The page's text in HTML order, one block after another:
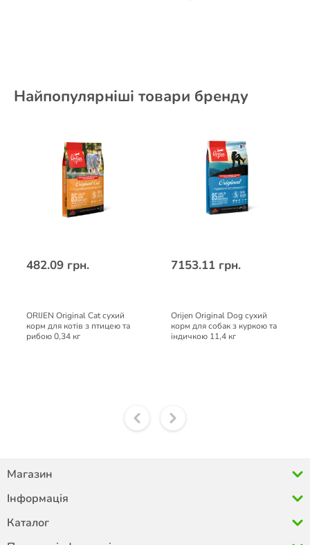
Найпопулярніші товари бренду
482.09 грн.
ORIJEN Original Cat сухий
корм для котів з птицею та
рибою 0,34 кг
7153.11 грн.
Orijen Original Dog сухий
корм для собак з куркою та
індичкою 11,4 кг
Магазин
Інформація
Каталог